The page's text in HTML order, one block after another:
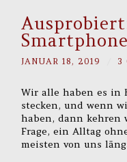
Smartphone
JANUAR 18, 2019 3
Wir alle haben es in
stecken, und wenn
haben, dann kehren
Frage, ein Alltag
meisten von uns